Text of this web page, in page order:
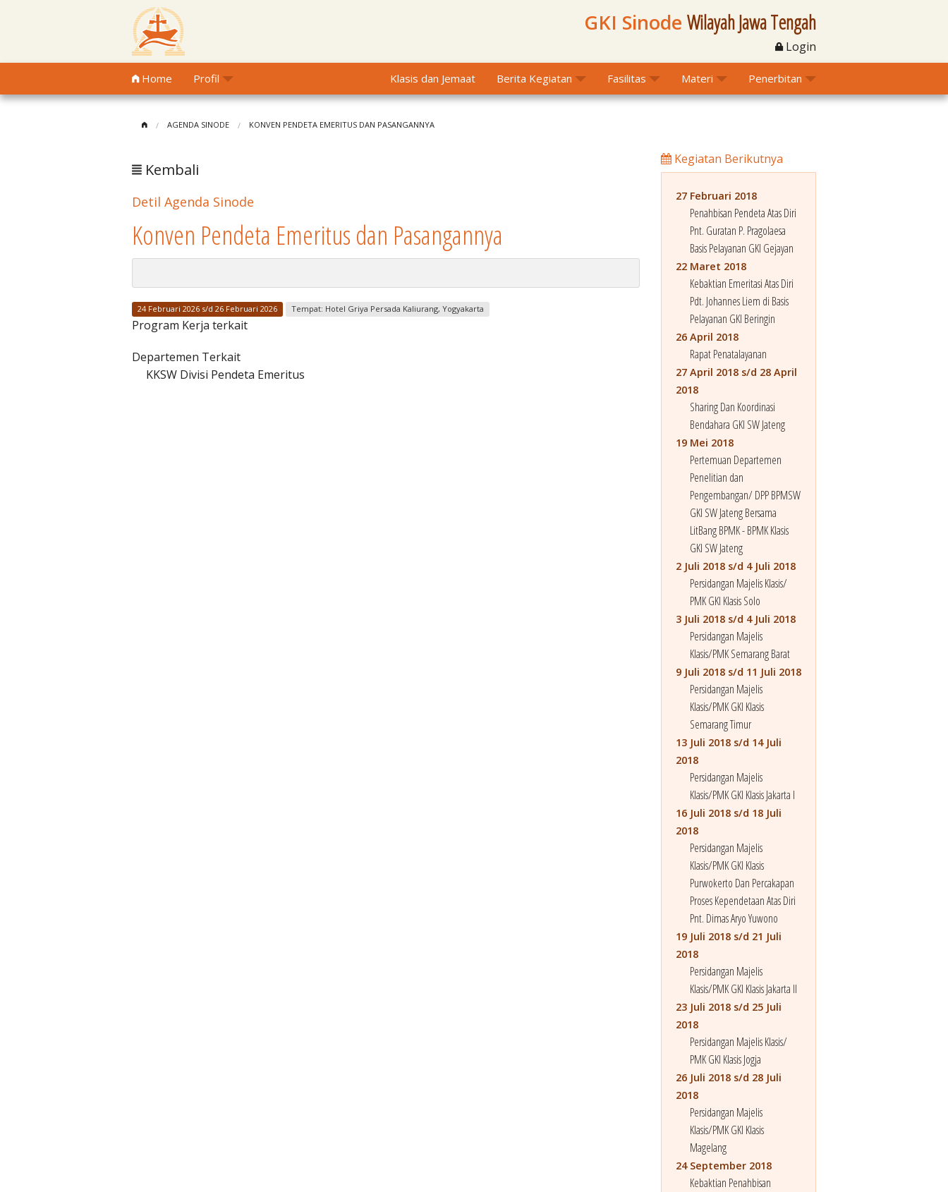
GKI Sinode Wilayah Jawa Tengah
Login
Home Profil Klasis dan Jemaat Berita Kegiatan Fasilitas Materi Penerbitan
AGENDA SINODE KONVEN PENDETA EMERITUS DAN PASANGANNYA
Kembali
Detil Agenda Sinode
Konven Pendeta Emeritus dan Pasangannya
24 Februari 2026 s/d 26 Februari 2026 Tempat: Hotel Griya Persada Kaliurang, Yogyakarta
Program Kerja terkait
Departemen Terkait
KKSW Divisi Pendeta Emeritus
Kegiatan Berikutnya
27 Februari 2018
Penahbisan Pendeta Atas Diri
Pnt. Guratan P. Pragolaesa
Basis Pelayanan GKI Gejayan
22 Maret 2018
Kebaktian Emeritasi Atas Diri
Pdt. Johannes Liem di Basis
Pelayanan GKI Beringin
26 April 2018
Rapat Penatalayanan
27 April 2018 s/d 28 April
2018
Sharing Dan Koordinasi
Bendahara GKI SW Jateng
19 Mei 2018
Pertemuan Departemen
Penelitian dan
Pengembangan/ DPP BPMSW
GKI SW Jateng Bersama
LitBang BPMK - BPMK Klasis
GKI SW Jateng
2 Juli 2018 s/d 4 Juli 2018
Persidangan Majelis Klasis/
PMK GKI Klasis Solo
3 Juli 2018 s/d 4 Juli 2018
Persidangan Majelis
Klasis/PMK Semarang Barat
9 Juli 2018 s/d 11 Juli 2018
Persidangan Majelis
Klasis/PMK GKI Klasis
Semarang Timur
13 Juli 2018 s/d 14 Juli
2018
Persidangan Majelis
Klasis/PMK GKI Klasis Jakarta I
16 Juli 2018 s/d 18 Juli
2018
Persidangan Majelis
Klasis/PMK GKI Klasis
Purwokerto Dan Percakapan
Proses Kependetaan Atas Diri
Pnt. Dimas Aryo Yuwono
19 Juli 2018 s/d 21 Juli
2018
Persidangan Majelis
Klasis/PMK GKI Klasis Jakarta II
23 Juli 2018 s/d 25 Juli
2018
Persidangan Majelis Klasis/
PMK GKI Klasis Jogja
26 Juli 2018 s/d 28 Juli
2018
Persidangan Majelis
Klasis/PMK GKI Klasis
Magelang
24 September 2018
Kebaktian Penahbisan